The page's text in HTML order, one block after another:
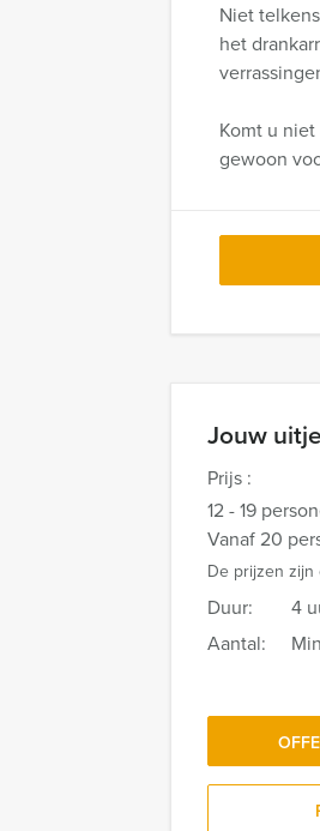
Jouw uitje
Prijs :
12 - 19
Vanaf 20
De prijzen zijn
Duur:
4
Aantal:
Niet
het
Komt u
gewoon